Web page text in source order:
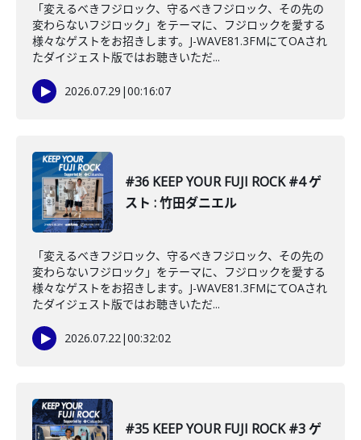
「変えるべきフジロック、守るべきフジロック、その先の
変わらないフジロック」をテーマに、フジロックを愛する
様々なゲストをお招きします。J-WAVE81.3FMにてOAされ
たダイジェスト版ではお聴きいただ...
2026.07.29 |00:16:07
#36 KEEP YOUR FUJI ROCK #4 ゲ
スト : 竹田ダニエル
「変えるべきフジロック、守るべきフジロック、その先の
変わらないフジロック」をテーマに、フジロックを愛する
様々なゲストをお招きします。J-WAVE81.3FMにてOAされ
たダイジェスト版ではお聴きいただ...
2026.07.22|00:32:02
#35 KEEP YOUR FUJI ROCK #3 ゲ